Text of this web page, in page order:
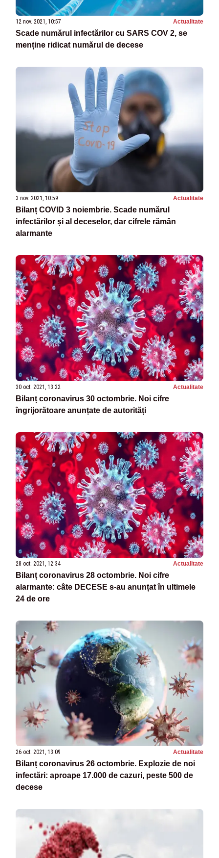
12 nov. 2021, 10:57 Actualitate
Scade numărul infectărilor cu SARS COV 2, se
menține ridicat numărul de decese
3 nov. 2021, 10:59 Actualitate
Bilanț COVID 3 noiembrie. Scade numărul
infectărilor și al deceselor, dar cifrele rămân
alarmante
30 oct. 2021, 13:22 Actualitate
Bilanț coronavirus 30 octombrie. Noi cifre
îngrijorătoare anunțate de autorități
28 oct. 2021, 12:34 Actualitate
Bilanț coronavirus 28 octombrie. Noi cifre
alarmante: câte DECESE s-au anunțat în ultimele
24 de ore
26 oct. 2021, 13:09 Actualitate
Bilanț coronavirus 26 octombrie. Explozie de noi
infectări: aproape 17.000 de cazuri, peste 500 de
decese